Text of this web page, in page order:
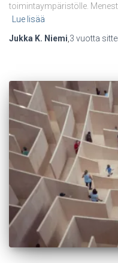
toimintaympäristölle.
Lue lisää
Jukka K. Niemi 3 vuotta